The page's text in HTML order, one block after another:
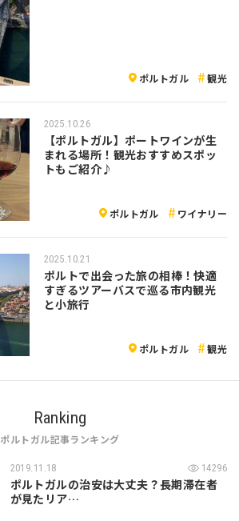
ポルトガル 観光
2025.10.26
【ポルトガル】ポートワインが生
まれる場所！観光おすすめスポッ
トもご紹介♪
ポルトガル ワイナリー
2025.10.21
ポルトで出会った旅の相棒！快適
すぎるツアーバスで巡る市内観光
と小旅行
ポルトガル 観光
Ranking
ポルトガル記事ランキング
2019.11.18 14296
ポルトガルの治安は大丈夫？長期滞在者
が見たリア…